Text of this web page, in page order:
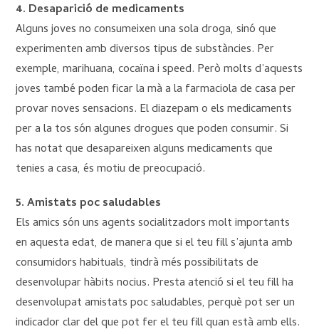
4. Desaparició de medicaments
Alguns joves no consumeixen una sola droga, sinó que
experimenten amb diversos tipus de substàncies. Per
exemple, marihuana, cocaïna i speed. Però molts d’aquests
joves també poden ficar la mà a la farmaciola de casa per
provar noves sensacions. El diazepam o els medicaments
per a la tos són algunes drogues que poden consumir. Si
has notat que desapareixen alguns medicaments que
tenies a casa, és motiu de preocupació.
5. Amistats poc saludables
Els amics són uns agents socialitzadors molt importants
en aquesta edat, de manera que si el teu fill s’ajunta amb
consumidors habituals, tindrà més possibilitats de
desenvolupar hàbits nocius. Presta atenció si el teu fill ha
desenvolupat amistats poc saludables, perquè pot ser un
indicador clar del que pot fer el teu fill quan està amb ells.